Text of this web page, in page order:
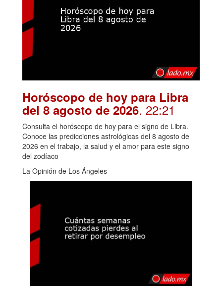
Horóscopo de hoy para Libra
del 8 agosto de 2026. 22:21
Consulta el horóscopo de hoy para el signo de Libra.
Conoce las predicciones astrológicas del 8 agosto de
2026 en el trabajo, la salud y el amor para este signo
del zodíaco
La Opinión de Los Ángeles